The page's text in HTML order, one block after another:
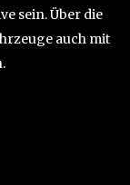
sein. Über die
auch mit